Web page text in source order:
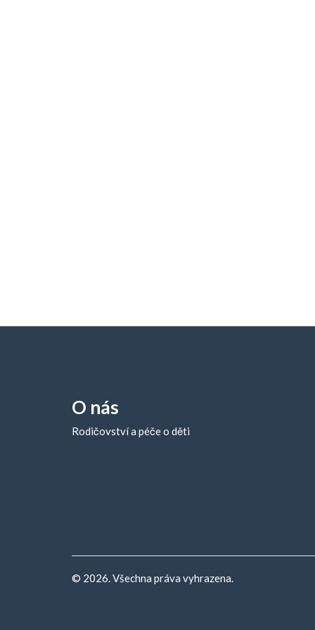
O nás
Rodičovství a péče o děti
© 2026. Všechna práva vyhrazena.